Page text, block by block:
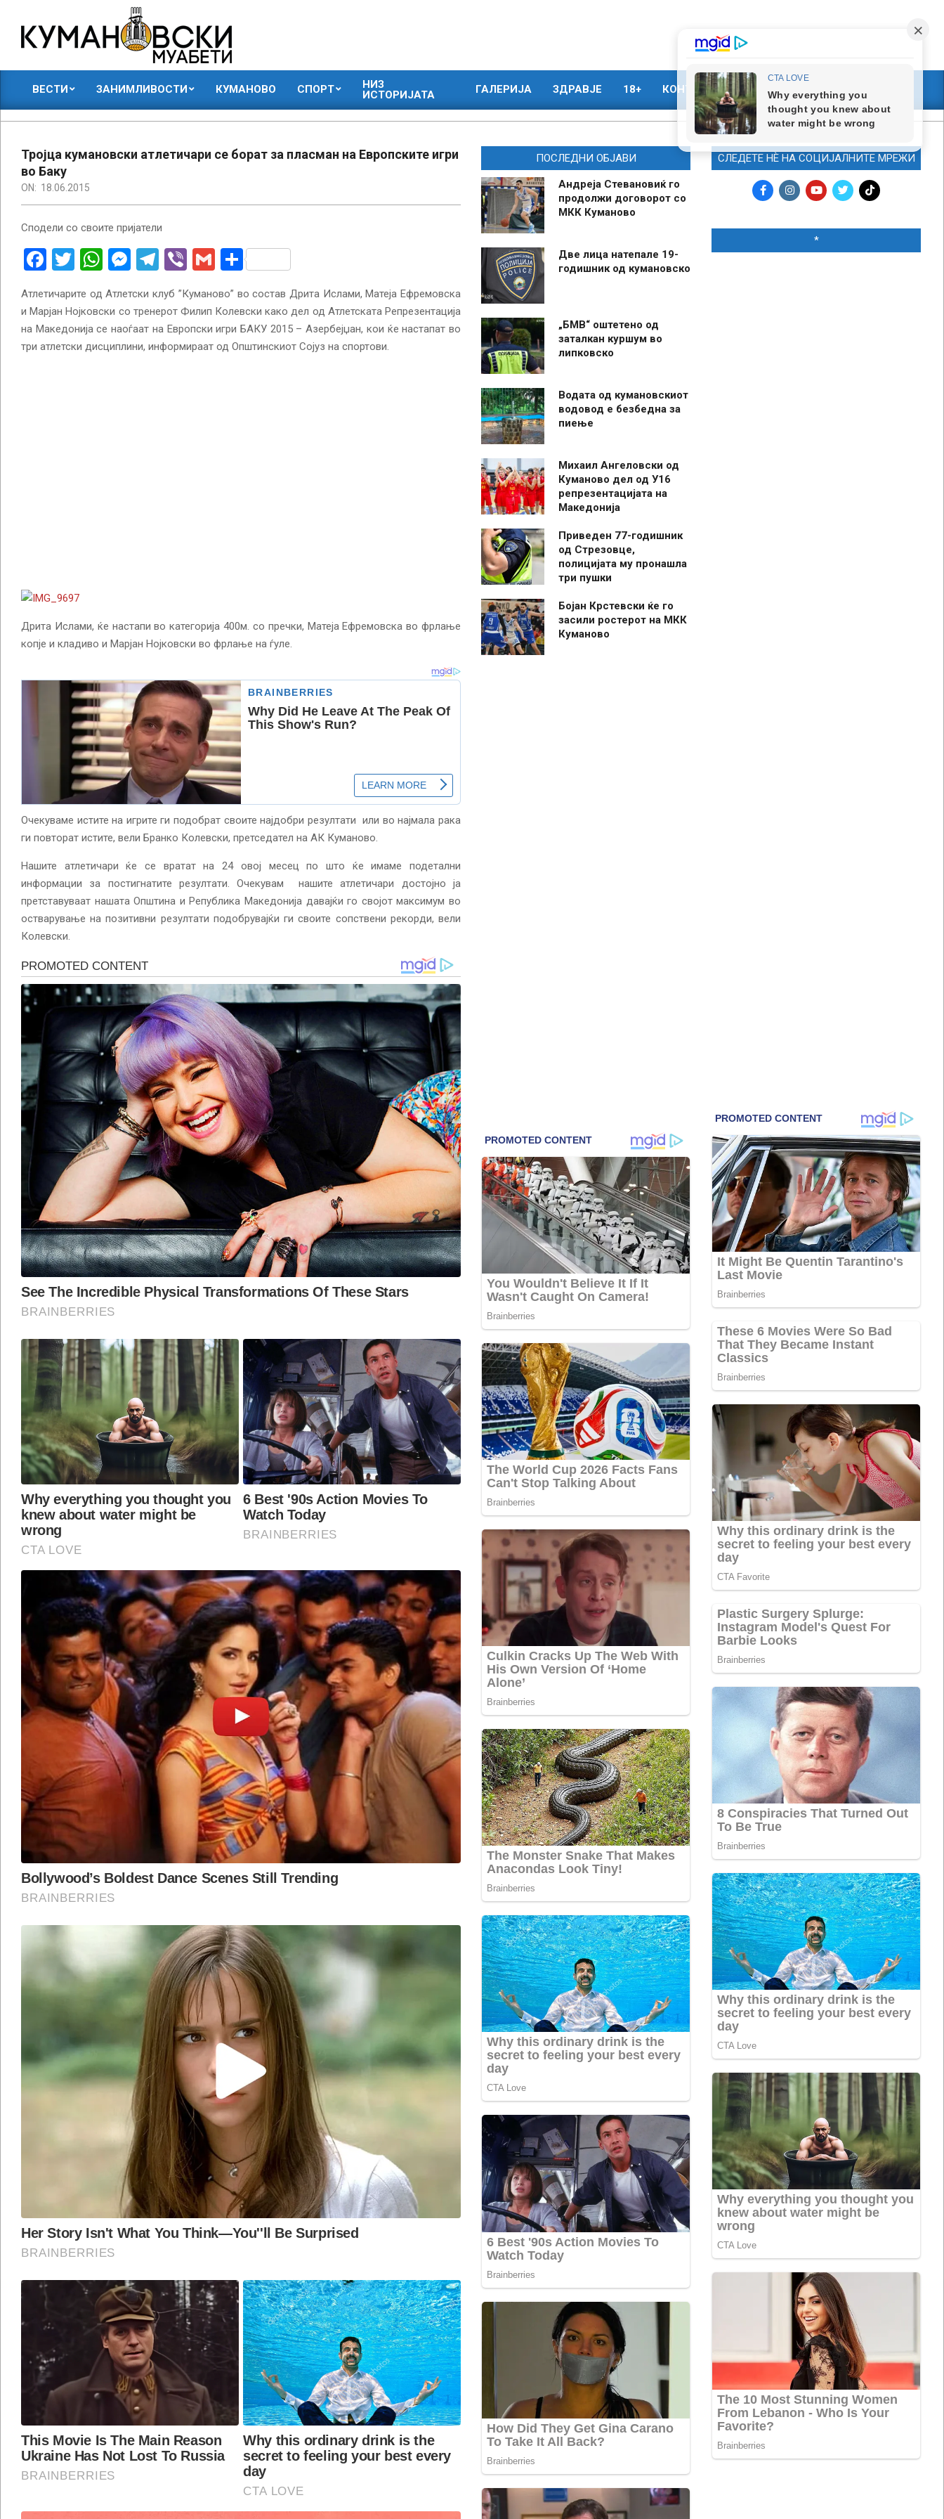
content
КУМАНОВСКИ
МУАБЕТИ
ВЕСТИ ЗАНИМЛИВОСТИ КУМАНОВО СПОРТ
НИЗ
ИСТОРИЈАТА
ГАЛЕРИЈА ЗДРАВЈЕ 18+ КОНТАКТ МАРКЕТИНГ
Тројца кумановски атлетичари се борат за пласман на Европските игри
во Баку
ON: 18.06.2015
Сподели со своите пријатели
Facebook
Twitter
WhatsApp
Messenger
Telegram
ViberGmailShare
Атлетичарите од Атлетски клуб ”Куманово” во состав Дрита Ислами, Матеја Ефремовска
и Марјан Нојковски со тренерот Филип Колевски како дел од Атлетската Репрезентација
на Македонија се наоѓаат на Европски игри БАКУ 2015 – Азербејџан, кои ќе настапат во
три атлетски дисциплини, информираат од Општинскиот Сојуз на спортови.
Дрита Ислами, ќе настапи во категорија 400м. со пречки, Матеја Ефремовска во фрлање
копје и кладиво и Марјан Нојковски во фрлање на ѓуле.
Очекуваме истите на игрите ги подобрат своите најдобри резултати или во најмала рака
ги повторат истите, вели Бранко Колевски, претседател на АК Куманово.
Нашите атлетичари ќе се вратат на 24 овој месец по што ќе имаме подетални
информации за постигнатите резултати. Очекувам нашите атлетичари достојно ја
претставуваат нашата Општина и Република Македонија давајќи го својот максимум во
остварување на позитивни резултати подобрувајќи ги своите сопствени рекорди, вели
Колевски.
ПОСЛЕДНИ ОБЈАВИ
Андреја Стевановиќ го
продолжи договорот со
МКК Куманово
Две лица натепале 19-
годишник од кумановско
„БМВ“ оштетено од
заталкан куршум во
липковско
Водата од кумановскиот
водовод е безбедна за
пиење
Михаил Ангеловски од
Куманово дел од У16
репрезентацијата на
Македонија
Приведен 77-годишник
од Стрезовце,
полицијата му пронашла
три пушки
Бојан Крстевски ќе го
засили ростерот на МКК
Куманово
СЛЕДЕТЕ НЀ НА СОЦИЈАЛНИТЕ МРЕЖИ
*